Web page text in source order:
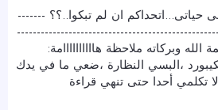
حياتى...اتحداكم ان لم تبكوا..؟؟ -------
وبركاته ملاحظة هاااااااااامة:
،البسي النظارة ،ضعي ما في يدك
تكلمي أحدا حتى تنهي قراءة